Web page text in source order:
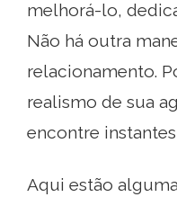
melhorá-lo,
Não há outra
relacionamento.
realismo de sua
encontre
Aqui estão